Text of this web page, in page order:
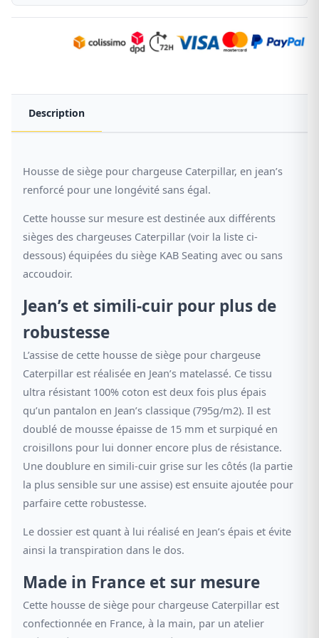
Description
Housse de siège pour chargeuse Caterpillar, en jean’s
renforcé pour une longévité sans égal.
Cette housse sur mesure est destinée aux différents
sièges des chargeuses Caterpillar (voir la liste ci-
dessous) équipées du siège KAB Seating avec ou sans
accoudoir.
Jean’s et simili-cuir pour plus de
robustesse
L’assise de cette housse de siège pour chargeuse
Caterpillar est réalisée en Jean’s matelassé. Ce tissu
ultra résistant 100% coton est deux fois plus épais
qu’un pantalon en Jean’s classique (795g/m2). Il est
doublé de mousse épaisse de 15 mm et surpiqué en
croisillons pour lui donner encore plus de résistance.
Une doublure en simili-cuir grise sur les côtés (la partie
la plus sensible sur une assise) est ensuite ajoutée pour
parfaire cette robustesse.
Le dossier est quant à lui réalisé en Jean’s épais et évite
ainsi la transpiration dans le dos.
Made in France et sur mesure
Cette housse de siège pour chargeuse Caterpillar est
confectionnée en France, à la main, par un atelier